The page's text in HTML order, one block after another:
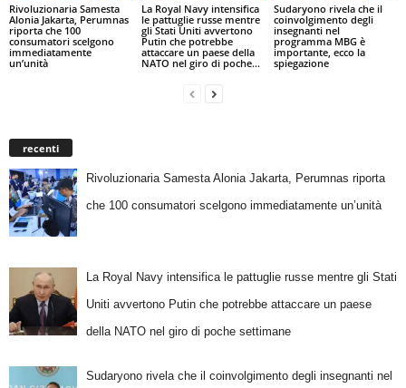
Rivoluzionaria Samesta
Alonia Jakarta, Perumnas
riporta che 100
consumatori scelgono
immediatamente
un’unità
La Royal Navy intensifica
le pattuglie russe mentre
gli Stati Uniti avvertono
Putin che potrebbe
attaccare un paese della
NATO nel giro di poche...
Sudaryono rivela che il
coinvolgimento degli
insegnanti nel
programma MBG è
importante, ecco la
spiegazione
recenti
Rivoluzionaria Samesta Alonia Jakarta, Perumnas riporta
che 100 consumatori scelgono immediatamente un’unità
La Royal Navy intensifica le pattuglie russe mentre gli Stati
Uniti avvertono Putin che potrebbe attaccare un paese
della NATO nel giro di poche settimane
Sudaryono rivela che il coinvolgimento degli insegnanti nel